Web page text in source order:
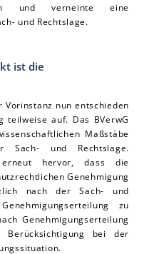
und verneinte eine
und Rechtslage.
ist die
Vorinstanz nun entschieden
teilweise auf. Das BVerwG
Maßstäbe
Sach- und Rechtslage.
hervor, dass die
Genehmigung
nach der Sach- und
zu
Genehmigungserteilung
bei der